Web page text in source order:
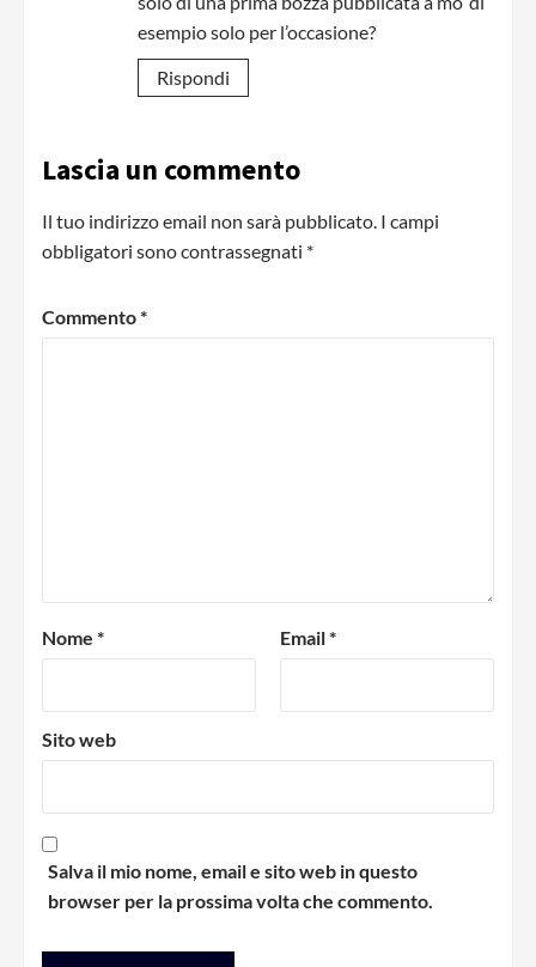
esempio solo per l’occasione?
Rispondi
Lascia un commento
Il tuo indirizzo email non sarà pubblicato. I campi
obbligatori sono contrassegnati *
Commento*
Nome * Email*
Sito web
Salva il mio nome, email e sito web in questo
browser per la prossima volta che commento.